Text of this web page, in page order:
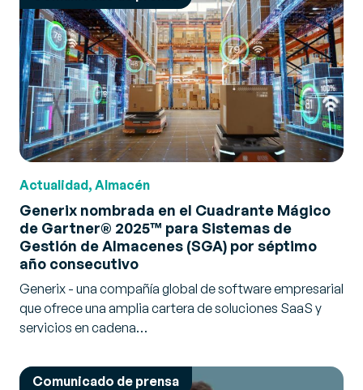
Actualidad, Almacén
Generix nombrada en el Cuadrante Mágico
de Gartner® 2025™ para Sistemas de
Gestión de Almacenes (SGA) por séptimo
año consecutivo
Generix - una compañía global de software empresarial
que ofrece una amplia cartera de soluciones SaaS y
servicios en cadena…
Comunicado de prensa